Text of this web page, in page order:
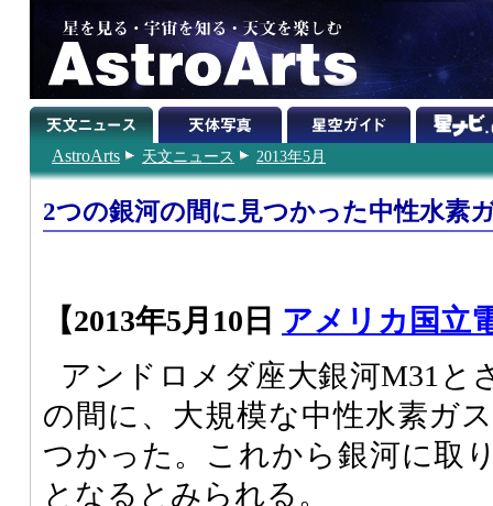
AstroArts 天文ニュース 2013年5月
2つの銀河の間に見つかった中性水素
【2013年5月10日 アメリカ国立
アンドロメダ座大銀河M31と
の間に、大規模な中性水素ガ
つかった。これから銀河に取
となるとみられる。